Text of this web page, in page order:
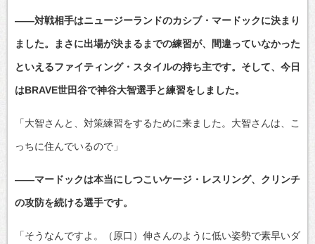
――対戦相手はニュージーランドのカシブ・マードックに決まり
ました。まさに出場が決まるまでの練習が、間違っていなかった
といえるファイティング・スタイルの持ち主です。そして、今日
はBRAVE世田谷で神谷大智選手と練習をしました。
「大智さんと、対策練習をするために来ました。大智さんは、こ
っちに住んでいるので」
――マードックは本当にしつこいケージ・レスリング、クリンチ
の攻防を続ける選手です。
「そうなんですよ。（原口）伸さんのように低い姿勢で素早いダ